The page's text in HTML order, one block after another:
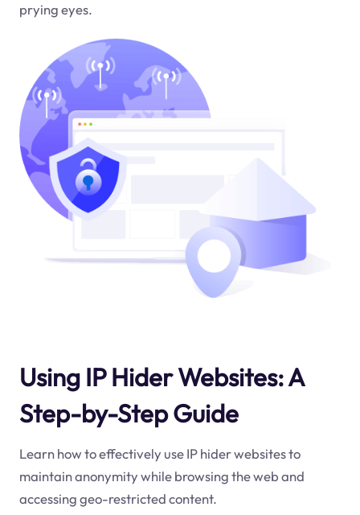
prying eyes.
Using IP Hider Websites: A
Step-by-Step Guide
Learn how to effectively use IP hider websites to
maintain anonymity while browsing the web and
accessing geo-restricted content.